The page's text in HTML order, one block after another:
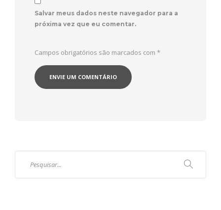
Salvar meus dados neste navegador para a
próxima vez que eu comentar.
Campos obrigatórios são marcados com *